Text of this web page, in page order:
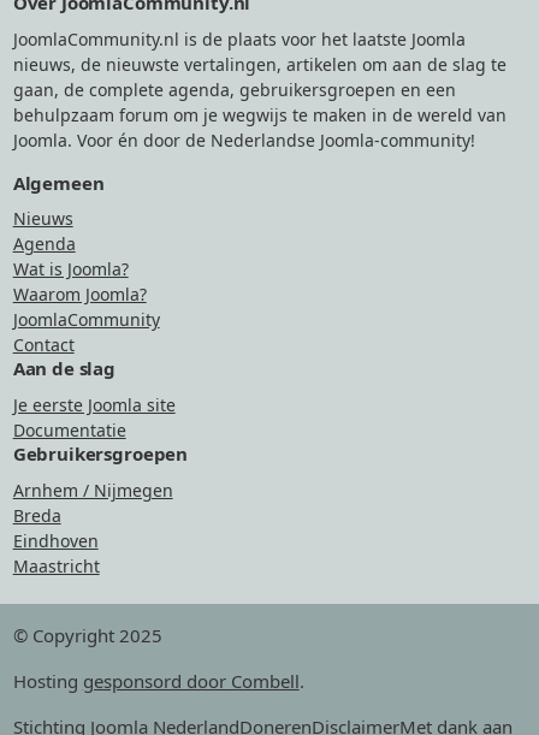
JoomlaCommunity.nl is de plaats voor het laatste Joomla
nieuws, de nieuwste vertalingen, artikelen om aan de slag te
gaan, de complete agenda, gebruikersgroepen en een
behulpzaam forum om je wegwijs te maken in de wereld van
Joomla. Voor én door de Nederlandse Joomla-community!
Algemeen
Nieuws
Agenda
Wat is Joomla?
Waarom Joomla?
JoomlaCommunity
Contact
Aan de slag
Je eerste Joomla site
Documentatie
Gebruikersgroepen
Arnhem / Nijmegen
Breda
Eindhoven
Maastricht
© Copyright 2025
Hosting gesponsord door Combell.
Stichting Joomla NederlandDonerenDisclaimerMet dank aan